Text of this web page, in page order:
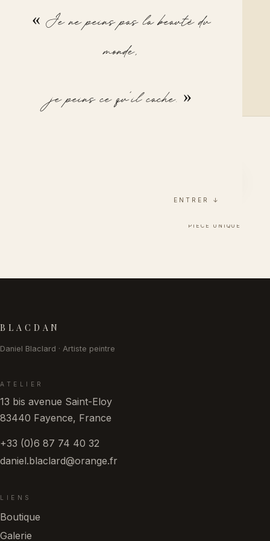
« Je ne peins pas la beauté du
monde,
je peins ce qu'il cache. »
ENTRER ↓
BLACDAN
PIÈCE UNIQUE
BLACDAN
Daniel Blaclard · Artiste peintre
ATELIER
13 bis avenue Saint-Eloy
83440 Fayence, France
+33 (0)6 87 74 40 32
daniel.blaclard@orange.fr
LIENS
Boutique
Galerie